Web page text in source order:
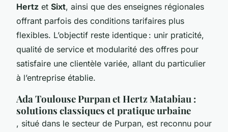
Hertz et Sixt, ainsi que des enseignes régionales
offrant parfois des conditions tarifaires plus
flexibles. L’objectif reste identique : unir praticité,
qualité de service et modularité des offres pour
satisfaire une clientèle variée, allant du particulier
à l’entreprise établie.
Ada Toulouse Purpan et Hertz Matabiau :
solutions classiques et pratique urbaine
, situé dans le secteur de Purpan, est reconnu pour